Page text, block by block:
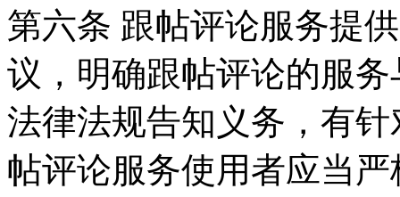
第六条 跟帖评论服务提
议，明确跟帖评论的服
法律法规告知义务，有
帖评论服务使用者应当